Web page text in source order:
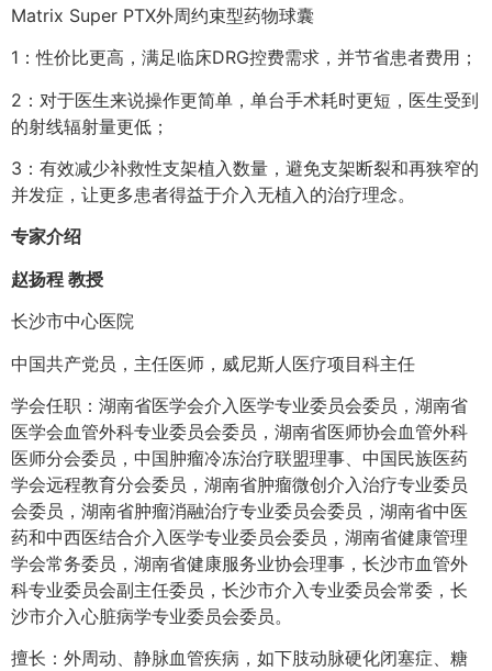
Matrix Super PTX外周约束型药物球囊
1：性价比更高，满足临床DRG控费需求，并节省患者费用；
2：对于医生来说操作更简单，单台手术耗时更短，医生受到
的射线辐射量更低；
3：有效减少补救性支架植入数量，避免支架断裂和再狭窄的
并发症，让更多患者得益于介入无植入的治疗理念。
专家介绍
赵扬程 教授
长沙市中心医院
中国共产党员，主任医师，威尼斯人医疗项目科主任
学会任职：湖南省医学会介入医学专业委员会委员，湖南省
医学会血管外科专业委员会委员，湖南省医师协会血管外科
医师分会委员，中国肿瘤冷冻治疗联盟理事、中国民族医药
学会远程教育分会委员，湖南省肿瘤微创介入治疗专业委员
会委员，湖南省肿瘤消融治疗专业委员会委员，湖南省中医
药和中西医结合介入医学专业委员会委员，湖南省健康管理
学会常务委员，湖南省健康服务业协会理事，长沙市血管外
科专业委员会副主任委员，长沙市介入专业委员会常委，长
沙市介入心脏病学专业委员会委员。
擅长：外周动、静脉血管疾病，如下肢动脉硬化闭塞症、糖